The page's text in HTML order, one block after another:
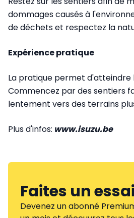
dommages causés à
de déchets et respectez la
Expérience pratique
La pratique permet d'atteindre
Commencez par des sentiers
lentement vers des terrains
Plus d'infos: www.isuzu.be
Faites un essai
Devenez un abonné